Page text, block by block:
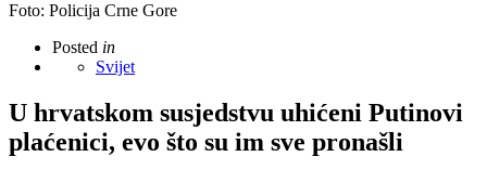
Foto: Policija Crne Gore
Posted in
Svijet
U hrvatskom susjedstvu uhićeni Putinovi
plaćenici, evo što su im sve pronašli